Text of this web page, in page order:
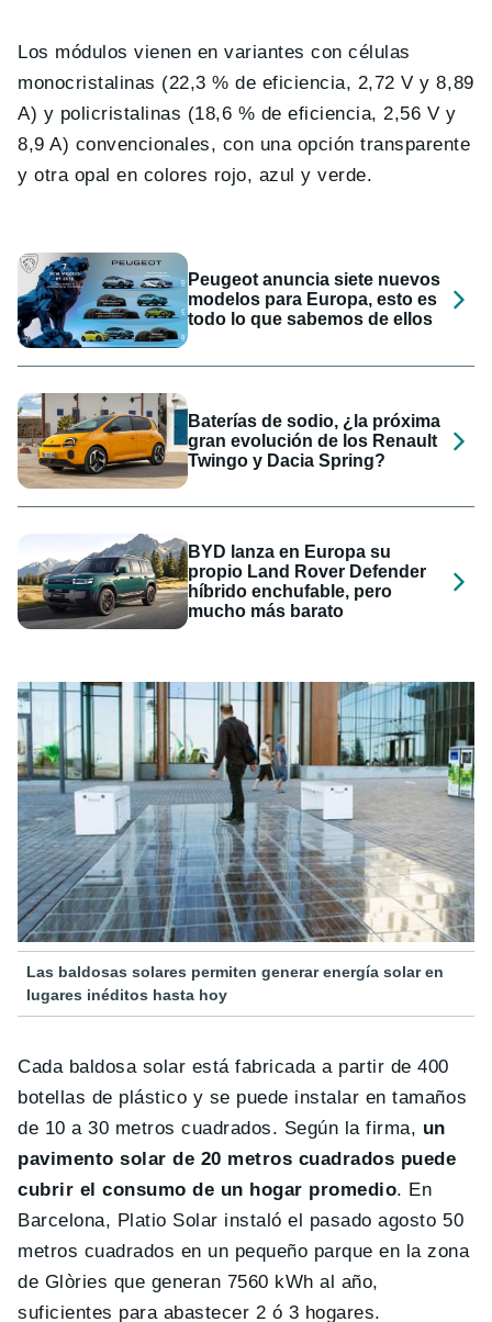
Los módulos vienen en variantes con células
monocristalinas (22,3 % de eficiencia, 2,72 V y 8,89
A) y policristalinas (18,6 % de eficiencia, 2,56 V y
8,9 A) convencionales, con una opción transparente
y otra opal en colores rojo, azul y verde.
Peugeot anuncia siete nuevos
modelos para Europa, esto es
todo lo que sabemos de ellos
Baterías de sodio, ¿la próxima
gran evolución de los Renault
Twingo y Dacia Spring?
BYD lanza en Europa su
propio Land Rover Defender
híbrido enchufable, pero
mucho más barato
Las baldosas solares permiten generar energía solar en
lugares inéditos hasta hoy
Cada baldosa solar está fabricada a partir de 400
botellas de plástico y se puede instalar en tamaños
de 10 a 30 metros cuadrados. Según la firma, un
pavimento solar de 20 metros cuadrados puede
cubrir el consumo de un hogar promedio. En
Barcelona, Platio Solar instaló el pasado agosto 50
metros cuadrados en un pequeño parque en la zona
de Glòries que generan 7560 kWh al año,
suficientes para abastecer 2 ó 3 hogares.